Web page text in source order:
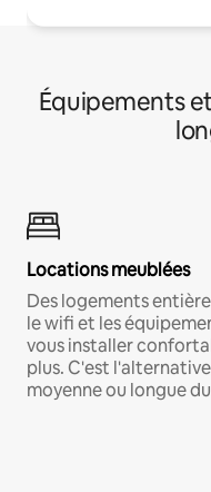
Équipements
Locations meublées
Des logements
le wifi et les
vous installer
plus. C'est
moyenne ou longue